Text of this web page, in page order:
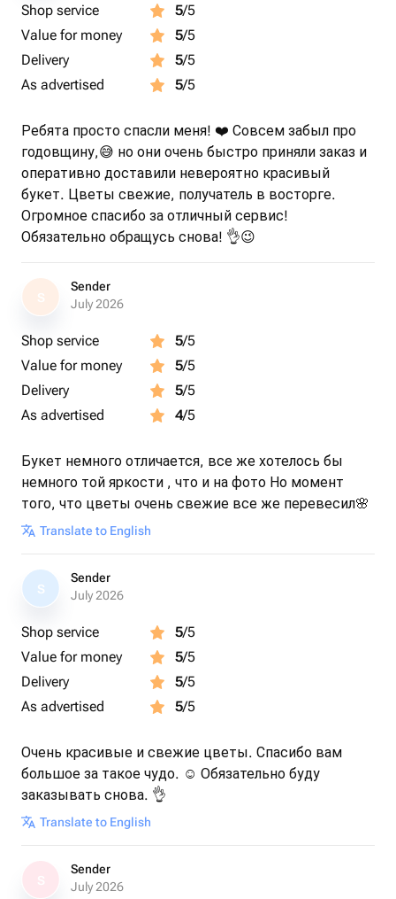
Shop service 5/5
Value for money
5/5
Delivery
5/5
As advertised
5/5
Ребята просто спасли меня! ❤️ Совсем забыл про
годовщину,😅 но они очень быстро приняли заказ и
оперативно доставили невероятно красивый
букет. Цветы свежие, получатель в восторге.
Огромное спасибо за отличный сервис!
Обязательно обращусь снова! 👌😉
S
Sender
July 2026
Shop service 5/5
Value for money
5/5
Delivery
5/5
As advertised
4/5
Букет немного отличается, все же хотелось бы
немного той яркости , что и на фото Но момент
того, что цветы очень свежие все же перевесил🌸
Translate to English
S
Sender
July 2026
Shop service 5/5
Value for money
5/5
Delivery
5/5
As advertised
5/5
Очень красивые и свежие цветы. Спасибо вам
большое за такое чудо. ☺️ Обязательно буду
заказывать снова. 👌
Translate to English
Sender
July 2026